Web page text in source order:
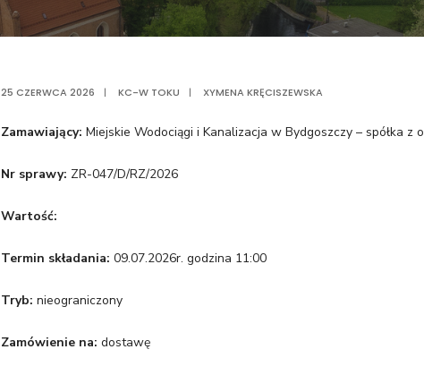
25 CZERWCA 2026 | KC-W TOKU | XYMENA KRĘCISZEWSKA
Zamawiający: Miejskie Wodociągi i Kanalizacja w Bydgoszczy – spółka z
Nr sprawy: ZR-047/D/RZ/2026
Wartość:
Termin składania: 09.07.2026r. godzina 11:00
Tryb: nieograniczony
Zamówienie na: dostawę